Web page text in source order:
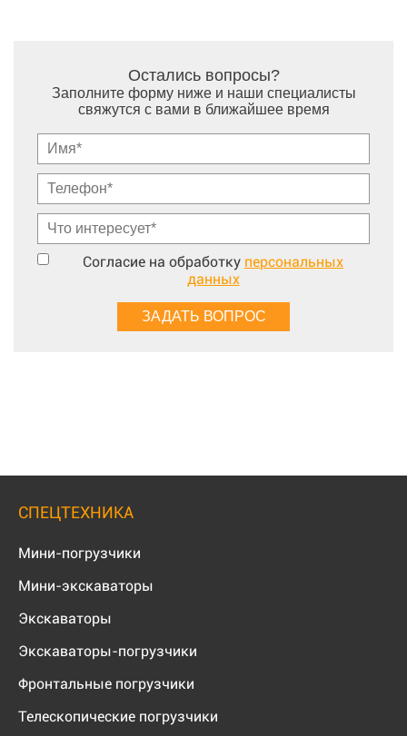
Остались вопросы?
Заполните форму ниже и наши специалисты
свяжутся с вами в ближайшее время
Согласие на обработку персональных
данных
СПЕЦТЕХНИКА
Мини-погрузчики
Мини-экскаваторы
Экскаваторы
Экскаваторы-погрузчики
Фронтальные погрузчики
Телескопические погрузчики